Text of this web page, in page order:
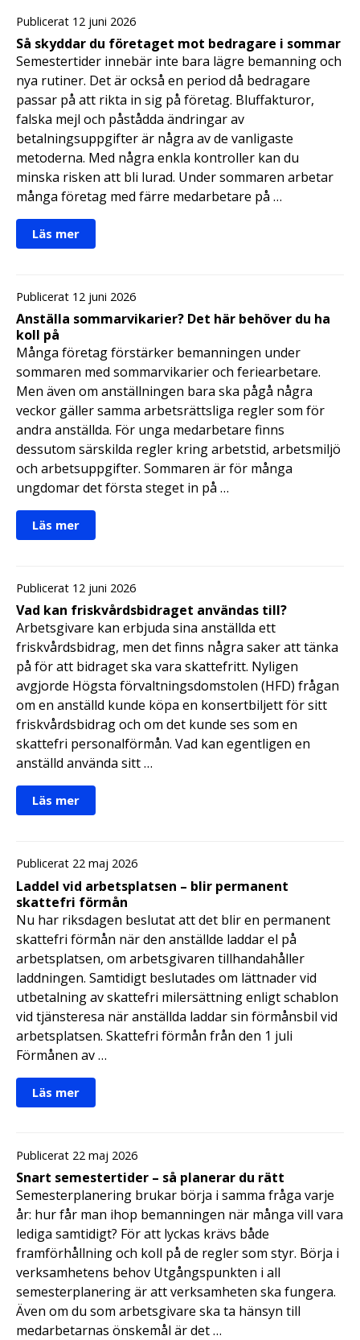
Publicerat 12 juni 2026
Så skyddar du företaget mot bedragare i sommar
Semestertider innebär inte bara lägre bemanning och
nya rutiner. Det är också en period då bedragare
passar på att rikta in sig på företag. Bluffakturor,
falska mejl och påstådda ändringar av
betalningsuppgifter är några av de vanligaste
metoderna. Med några enkla kontroller kan du
minska risken att bli lurad. Under sommaren arbetar
många företag med färre medarbetare på …
Läs mer
Publicerat 12 juni 2026
Anställa sommarvikarier? Det här behöver du ha
koll på
Många företag förstärker bemanningen under
sommaren med sommarvikarier och feriearbetare.
Men även om anställningen bara ska pågå några
veckor gäller samma arbetsrättsliga regler som för
andra anställda. För unga medarbetare finns
dessutom särskilda regler kring arbetstid, arbetsmiljö
och arbetsuppgifter. Sommaren är för många
ungdomar det första steget in på …
Läs mer
Publicerat 12 juni 2026
Vad kan friskvårdsbidraget användas till?
Arbetsgivare kan erbjuda sina anställda ett
friskvårdsbidrag, men det finns några saker att tänka
på för att bidraget ska vara skattefritt. Nyligen
avgjorde Högsta förvaltningsdomstolen (HFD) frågan
om en anställd kunde köpa en konsertbiljett för sitt
friskvårdsbidrag och om det kunde ses som en
skattefri personalförmån. Vad kan egentligen en
anställd använda sitt …
Läs mer
Publicerat 22 maj 2026
Laddel vid arbetsplatsen – blir permanent
skattefri förmån
Nu har riksdagen beslutat att det blir en permanent
skattefri förmån när den anställde laddar el på
arbetsplatsen, om arbetsgivaren tillhandahåller
laddningen. Samtidigt beslutades om lättnader vid
utbetalning av skattefri milersättning enligt schablon
vid tjänsteresa när anställda laddar sin förmånsbil vid
arbetsplatsen. Skattefri förmån från den 1 juli
Förmånen av …
Läs mer
Publicerat 22 maj 2026
Snart semestertider – så planerar du rätt
Semesterplanering brukar börja i samma fråga varje
år: hur får man ihop bemanningen när många vill vara
lediga samtidigt? För att lyckas krävs både
framförhållning och koll på de regler som styr. Börja i
verksamhetens behov Utgångspunkten i all
semesterplanering är att verksamheten ska fungera.
Även om du som arbetsgivare ska ta hänsyn till
medarbetarnas önskemål är det …